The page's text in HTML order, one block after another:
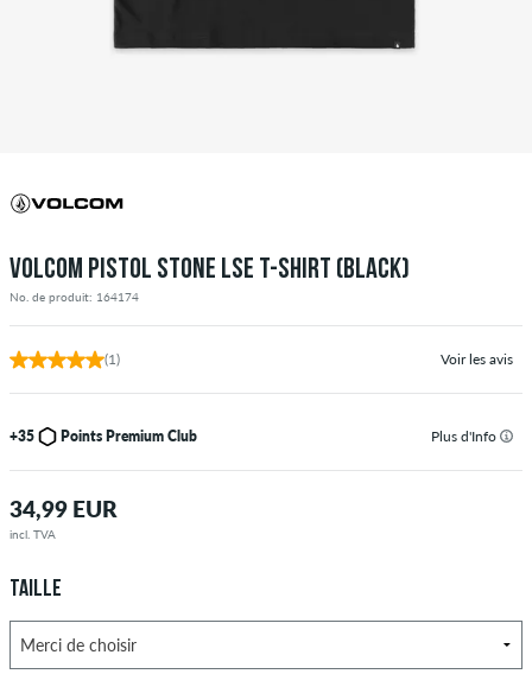
VOLCOM PISTOL STONE LSE T-SHIRT (BLACK)
No. de produit: 164174
(1) Voir les avis
+35 Points Premium Club Plus d'Info
34,99 EUR
incl. TVA
TAILLE